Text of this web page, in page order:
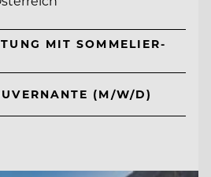
MIT SOMMELIER-
(M/W/D)